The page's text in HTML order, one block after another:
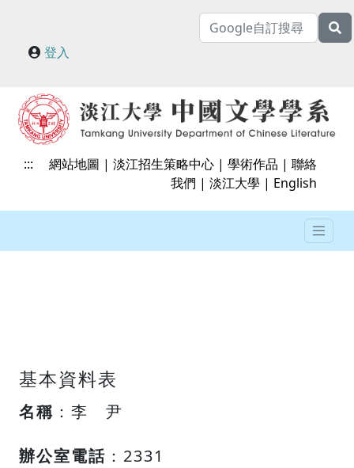
登入
::: 網站地圖 |淡江招生策略中心 |學術作品 |聯絡
我們 |淡江大學 | English
基本資料表
名稱 ：李 尹
辦公室電話 ：2331